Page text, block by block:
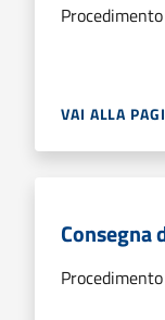
VAI ALLA
Consegna